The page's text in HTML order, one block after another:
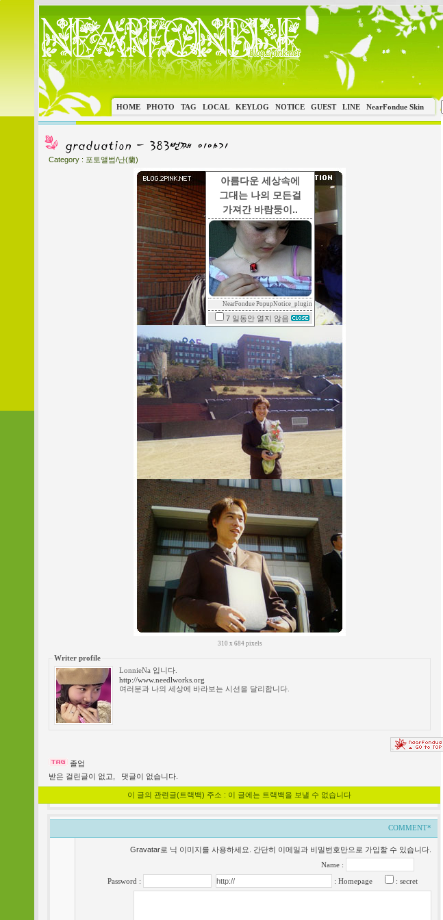
아름다운 세상속에
그대는 나의 모든걸
가져간 바람둥이..
NearFondue PopupNotice_plugin
7 일동안 열지 않음
HOME PHOTO TAG LOCAL KEYLOG NOTICE GUEST LINE NearFondue Skin
Category : 포토앨범/난(蘭)
310 x 684 pixels
Writer profile
LonnieNa 입니다.
http://www.needlworks.org
여러분과 나의 세상에 바라보는 시선을 달리합니다.
졸업
받은 걸린글이 없고,
댓글이 없습니다.
이 글의 관련글(트랙백) 주소 : 이 글에는 트랙백을 보낼 수 없습니다
COMMENT*
Gravatar로 닉 이미지를 사용하세요. 간단히 이메일과 비밀번호만으로 가입할 수 있습니다.
Name :
Password :
: Homepage : secret